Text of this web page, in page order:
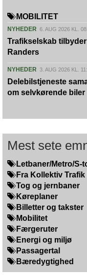
MOBILITET
NYHEDER 6. AUG 2026 KL.
Trafikselskab
Randers
NYHEDER 3. AUG 2026 KL.
Delebilstjeneste
om selvkørende biler
Mest sete
Letbaner/Metro/S-
Fra Kollektiv Trafik
Tog og jernbaner
Køreplaner
Billetter og takster
Mobilitet
Færgeruter
Energi og miljø
Passagertal
Bæredygtighed